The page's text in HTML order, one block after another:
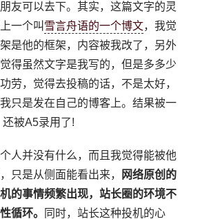
友可以去下。其实，这篇文字的灵
一个叫 雪言舟语的一个博文，我觉
是他的框架，内容被我改了，另外
得虽然文字是我写的，但是多多少
劳，觉得去投稿的话，不是太好，
只是发在自己的博客上。结果被一
被A5录用了!
人并没有什么，而且我觉得能被他
只是从侧面能看出来，
网络原创的
的事情频繁出现，站长圈的环境不
循环。
同时，站长这种投机的心